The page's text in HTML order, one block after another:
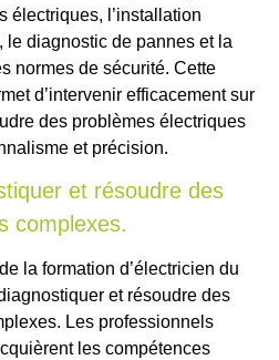
électriques, l’installation
le diagnostic de pannes et la
normes de sécurité. Cette
d’intervenir efficacement sur
des problèmes électriques
et précision.
et résoudre des
complexes.
la formation d’électricien du
et résoudre des
Les professionnels
les compétences